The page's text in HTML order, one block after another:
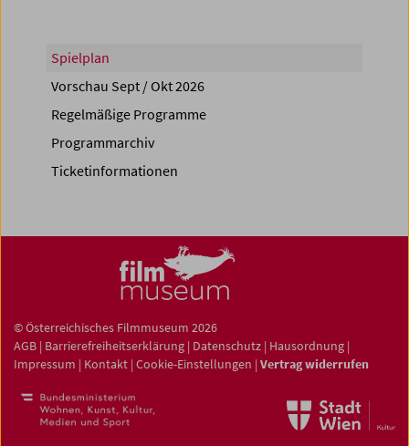
Spielplan
Vorschau Sept / Okt 2026
Regelmäßige Programme
Programmarchiv
Ticketinformationen
© Österreichisches Filmmuseum 2026
AGB | Barrierefreiheitserklärung | Datenschutz | Hausordnung |
Impressum | Kontakt | Cookie-Einstellungen | Vertrag widerrufen